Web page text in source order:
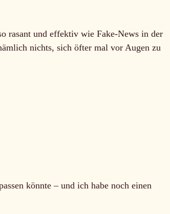
rasant und effektiv wie Fake-News in der
nichts, sich öfter mal vor Augen zu
könnte – und ich habe noch einen